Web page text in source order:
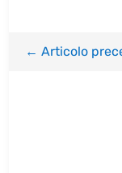
←Articolo